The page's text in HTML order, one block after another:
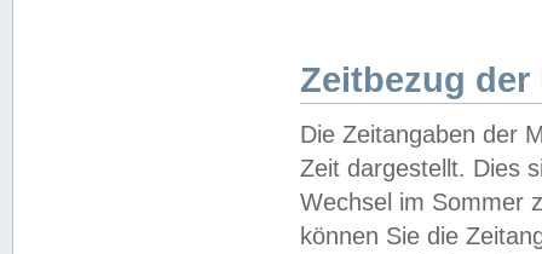
Zeitbezug der
Die Zeitangaben der
Zeit dargestellt. Dies
Wechsel im Sommer
können Sie die